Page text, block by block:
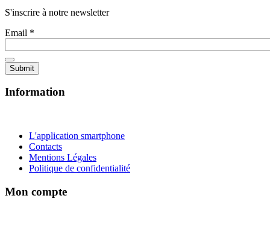
S'inscrire à notre newsletter
Email *
Information
L'application smartphone
Contacts
Mentions Légales
Politique de confidentialité
Mon compte